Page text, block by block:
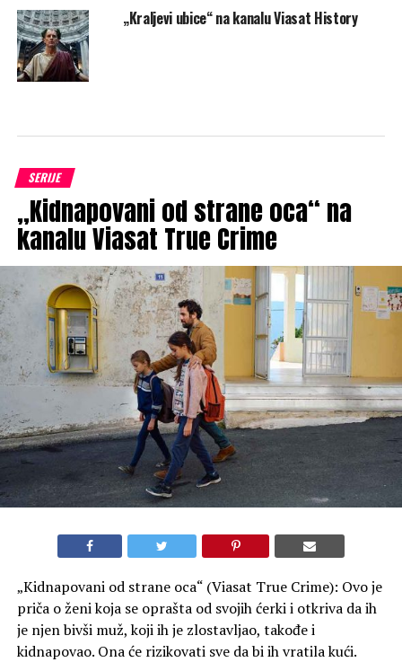
„Kraljevi ubice“ na kanalu Viasat History
SERIJE
„Kidnapovani od strane oca“ na
kanalu Viasat True Crime
„Kidnapovani od strane oca“ (Viasat True Crime): Ovo je
priča o ženi koja se oprašta od svojih ćerki i otkriva da ih
je njen bivši muž, koji ih je zlostavljao, takođe i
kidnapovao. Ona će rizikovati sve da bi ih vratila kući.